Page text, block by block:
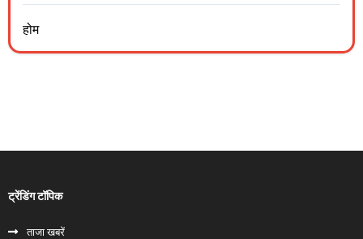
होम
ट्रेंडिंग टॉपिक
ताजा खबरें